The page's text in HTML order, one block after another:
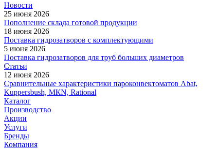
Новости
25 июня 2026
Пополнение склада готовой продукции
18 июня 2026
Поставка гидрозатворов с комплектующими
5 июня 2026
Поставка гидрозатворов для труб больших диаметров
Статьи
12 июня 2026
Сравнительные характеристики пароконвектоматов Abat,
Kuppersbush, МКN, Rational
Каталог
Производство
Акции
Услуги
Бренды
Компания